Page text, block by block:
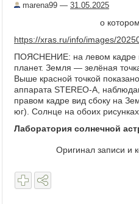
marena99 — 31.05.2025
о
https://xras.ru/info/images/
ПОЯСНЕНИЕ: на левом кадре
планет. Земля — зелёная
Выше красной точкой
аппарата STEREO-A,
правом кадре вид сбоку на
юг). Солнце на обоих
Лаборатория солнечной
Оригинал записи и